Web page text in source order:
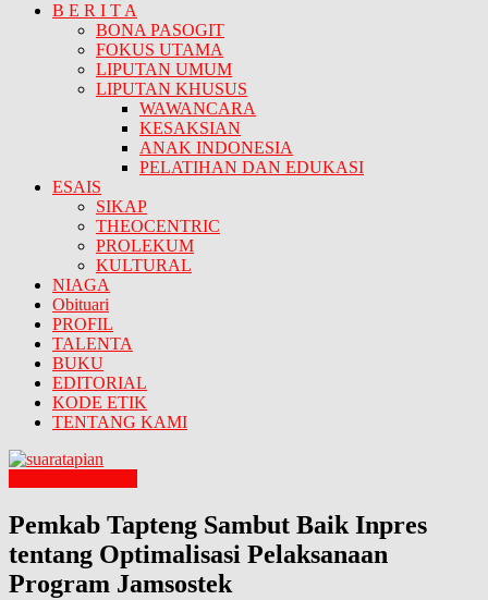
B E R I T A
BONA PASOGIT
FOKUS UTAMA
LIPUTAN UMUM
LIPUTAN KHUSUS
WAWANCARA
KESAKSIAN
ANAK INDONESIA
PELATIHAN DAN EDUKASI
ESAIS
SIKAP
THEOCENTRIC
PROLEKUM
KULTURAL
NIAGA
Obituari
PROFIL
TALENTA
BUKU
EDITORIAL
KODE ETIK
TENTANG KAMI
Pemkab Tapteng Sambut Baik Inpres
tentang Optimalisasi Pelaksanaan
Program Jamsostek